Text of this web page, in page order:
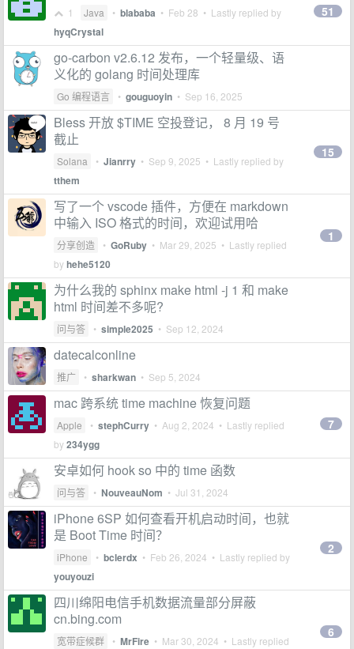
1 Java • blababa • Feb 28 • Lastly replied by
hyqCrystal
51
go-carbon v2.6.12 发布，一个轻量级、语
义化的 golang 时间处理库
Go 编程语言 • gouguoyin • Sep 16, 2025
Bless 开放 $TIME 空投登记， 8 月 19 号
截止
Solana • Jianrry • Sep 9, 2025 • Lastly replied by
tthem
15
写了一个 vscode 插件，方便在 markdown
中输入 ISO 格式的时间，欢迎试用哈
分享创造 • GoRuby • Mar 29, 2025 • Lastly replied
byhehe5120
1
为什么我的 sphinx make html -j 1 和 make
html 时间差不多呢?
问与答 • simple2025 • Sep 12, 2024
datecalconline
推广 • sharkwan • Sep 5, 2024
mac 跨系统 time machine 恢复问题
Apple • stephCurry • Aug 2, 2024 • Lastly replied
by234ygg
7
安卓如何 hook so 中的 time 函数
问与答 • NouveauNom • Jul 31, 2024
iPhone 6SP 如何查看开机启动时间，也就
是 Boot Time 时间？
iPhone • bclerdx • Feb 26, 2024 • Lastly replied by
youyouzi
2
四川绵阳电信手机数据流量部分屏蔽
cn.bing.com
宽带症候群 • MrFire • Mar 30, 2024 • Lastly replied
6